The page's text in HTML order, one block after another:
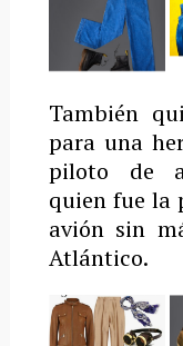
También
para una
piloto de
quien fue la
avión sin
Atlántico.